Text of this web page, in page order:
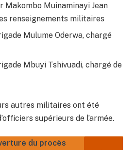
Makombo Muinaminayi Jean
renseignements militaires
Mulume Oderwa, chargé
Mbuyi Tshivuadi, chargé de
autres militaires ont été
supérieurs de l’armée.
du procès